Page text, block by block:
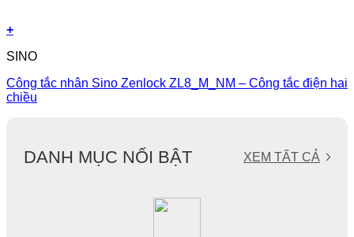
+
SINO
Công tắc nhân Sino Zenlock ZL8_M_NM – Công tắc điện hai
chiều
DANH MỤC NỔI BẬT XEM TẤT CẢ